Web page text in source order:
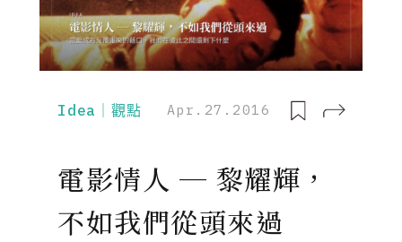
Idea｜觀點 Apr.27.2016
電影情人 ─ 黎耀輝，
不如我們從頭來過